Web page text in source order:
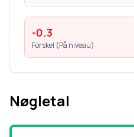
-0.3
Forskel (På niveau)
Nøgletal